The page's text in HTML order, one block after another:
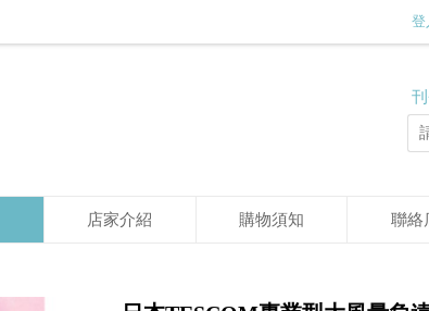
登
店家介紹 購物須知 聯絡